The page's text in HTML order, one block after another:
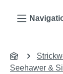
Seehawer &